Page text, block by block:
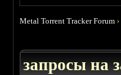
Metal Torrent Tracker Forum ›
запросы на